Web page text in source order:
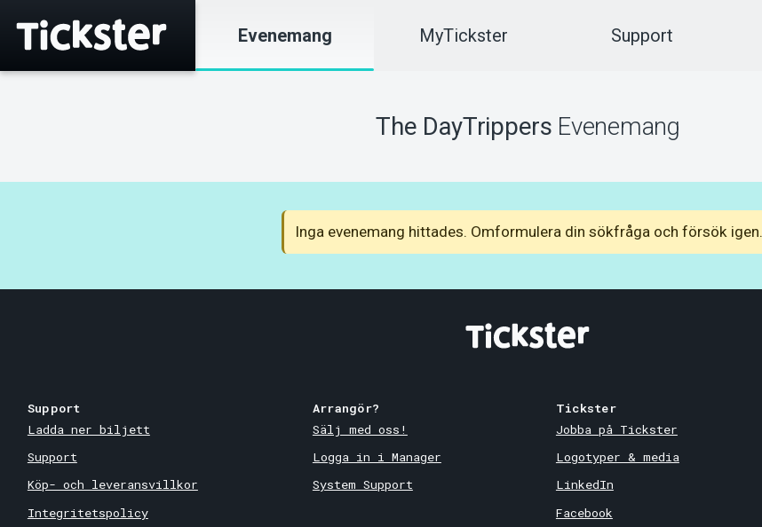
Evenemang MyTickster Support
The DayTrippers Evenemang
Inga evenemang hittades. Omformulera din sökfråga och försök igen.
Support
Ladda ner biljett
Support
Köp- och leveransvillkor
Integritetspolicy
Arrangör?
Sälj med oss!
Logga in i Manager
System Support
Tickster
Jobba på Tickster
Logotyper & media
LinkedIn
Facebook